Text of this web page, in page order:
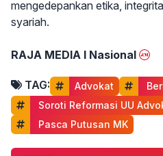
mengedepankan etika,
syariah.
RAJA MEDIA I Nasional
TAG: Advokat
Soroti Reformasi UU
Pasca Putusan MK